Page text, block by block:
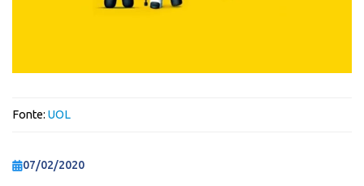
Fonte: UOL
07/02/2020